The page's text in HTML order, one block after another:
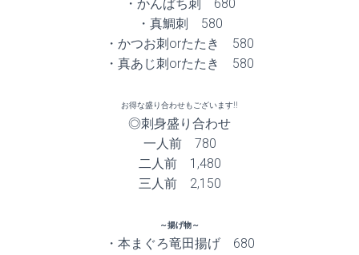
・かんぱち刺 680
・真鯛刺 580
・かつお刺orたたき 580
・真あじ刺orたたき 580
お得な盛り合わせもございます!!
◎刺身盛り合わせ
一人前 780
二人前 1,480
三人前 2,150
～揚げ物～
・本まぐろ竜田揚げ 680